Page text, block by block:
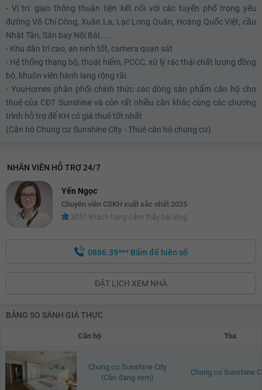
- Vị trí: giao thông thuận tiện kết nối với các tuyến phố trọng yếu
đường Võ Chí Công, Xuân La, Lạc Long Quân, Hoàng Quốc Việt, cầu
Nhật Tân, Sân bay Nội Bài.....
- Khu dân trí cao, an ninh tốt, camera quan sát
- Hệ thống thang bộ, thoát hiểm, PCCC, xử lý rác thải chất lượng đồng
bộ, khuôn viên hành lang rộng rãi.
- YouHomes phân phối chính thức các dòng sản phẩm căn hộ cho
thuê của CĐT Sunshine và còn rất nhiều căn khác cùng các chương
trình hỗ trợ để KH có giá thuê tốt nhất
(Căn hộ Chung cư Sunshine City - Thuê căn hộ chung cư)
NHÂN VIÊN HỖ TRỢ 24/7
Yến Ngọc
Chuyên viên CSKH xuất sắc nhất 2025
3051 khách hàng cảm thấy hài lòng
0886.39*** Bấm để hiện số
ĐẶT LỊCH XEM NHÀ
BẢNG SO SÁNH GIÁ THỰC
Căn hộ Tòa
Chung cư Sunshine City
(Căn đang xem)
Chung cư Sunshine